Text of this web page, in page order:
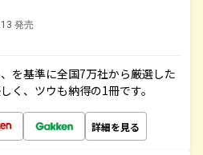
発売
を基準に全国7万社から厳選した
く、ツウも納得の1冊です。
詳細を見る